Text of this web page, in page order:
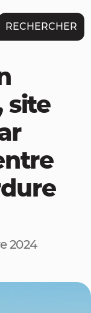
RECHERCHER
site
2024